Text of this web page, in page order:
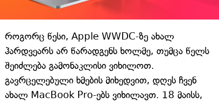
როგორც წესი, Apple WWDC-ზე ახალ
ჰარდვეარს არ წარადგენს ხოლმე, თუმცა წელს
შეიძლება გამონაკლისი ვიხილოთ.
გავრცელებული ხმების მიხედვით, დღეს ჩვენ
ახალ MacBook Pro-ებს ვიხილავთ. 18 მაისს,